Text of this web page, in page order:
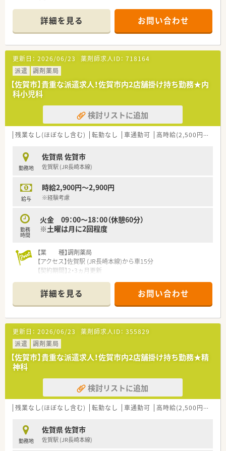
です。
◆こんな方に人気・オススメ
・転職活動中にブランクを空けたくない方
・様々な薬局で経験を積みたい方
・将来的に独立を検討している方
・転居や留学の予定があり、期間を区切って働きたい方
・旅行や趣味の時間等ライフスタイルに合わせて休みを調整した
い方
・高時給で効率的に働きたい方
・交通費は実費分支給
・薬剤師賠償保険に弊社負担にて加入頂けますので安心して就業
・週20時間以上で社会保険加入可能
・年1度の健康診断、インフルエンザ予防接種補助金有り
・残業代は1分単位で支給
弊社は優良派遣事業者として厚生労働省より認定を受けていま
すので、
ます！
詳細を見る お問い合わせ
更新日： 2026/06/23 薬剤師求人ID： 718164
派遣
調剤薬局
【佐賀市】貴重な派遣求人！佐賀市内2店舗掛け持ち勤務★内
科小児科
検討リストに追加
残業なし(ほぼなし含む) 転勤なし 車通勤可 高時給(2,500円以上)
勤務地
佐賀県 佐賀市
佐賀駅 (JR長崎本線)
給与
時給2,900円～2,900円
※経験考慮
勤務
時間
火金 09：00～18：00（休憩60分）
※土曜は月に2回程度
【業 種】調剤薬局
【アクセス】佐賀駅 (JR長崎本線)から車15分
【契約期間】2・3ヵ月更新
【勤務時間】
火金 09：00～18：00（休憩60分）
※月水土は別店舗での掛け持ち勤務となります
【応需科目】内科,小児科
********************************
＼手厚いサポートが魅力のファルマスタッフ／
■万全のサポート体制：2名体制で担当がつきしっかりサポート！
■各種保険を完備：社会保険(週20時間以上)/雇用保険/薬剤師賠
償責任保険
暇など
ご希望条件に合わせて求人をお探しします！
まずはお気軽にお問い合わせください。
詳細を見る お問い合わせ
更新日： 2026/06/23 薬剤師求人ID： 355829
派遣
調剤薬局
【佐賀市】貴重な派遣求人！佐賀市内2店舗掛け持ち勤務★精
神科
検討リストに追加
残業なし(ほぼなし含む) 転勤なし 車通勤可 高時給(2,500円以上)
勤務地
佐賀県 佐賀市
佐賀駅 (JR長崎本線)